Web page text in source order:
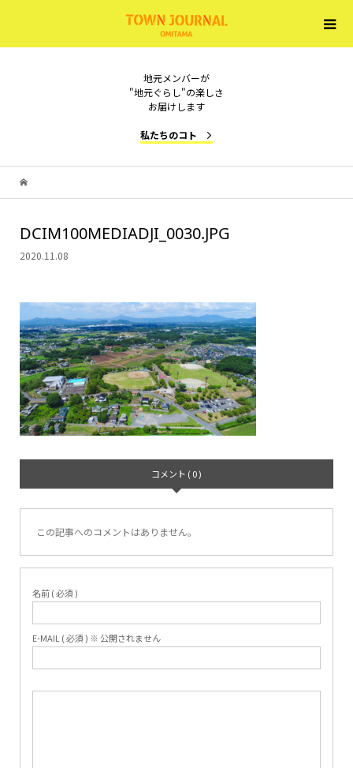
地元メンバーが
"地元ぐらし"の楽しさ
お届けします
私たちのコト
DCIM100MEDIADJI_0030.JPG
2020.11.08
コメント ( 0 )
この記事へのコメントはありません。
名前 ( 必須 )
E-MAIL ( 必須 ) ※ 公開されません